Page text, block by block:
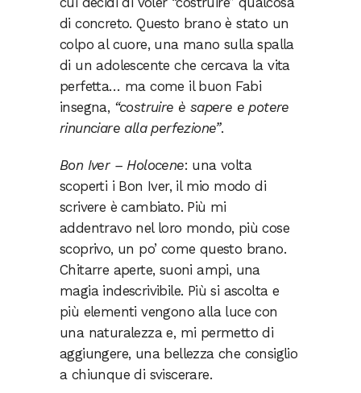
di concreto. Questo brano è stato un
colpo al cuore, una mano sulla spalla
di un adolescente che cercava la vita
perfetta… ma come il buon Fabi
insegna, “costruire è sapere e potere
rinunciare alla perfezione”.
Bon Iver – Holocene: una volta
scoperti i Bon Iver, il mio modo di
scrivere è cambiato. Più mi
addentravo nel loro mondo, più cose
scoprivo, un po’ come questo brano.
Chitarre aperte, suoni ampi, una
magia indescrivibile. Più si ascolta e
più elementi vengono alla luce con
una naturalezza e, mi permetto di
aggiungere, una bellezza che consiglio
a chiunque di sviscerare.